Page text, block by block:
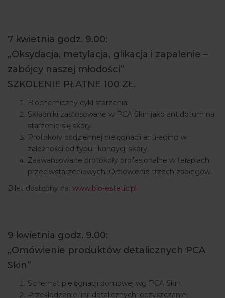
7 kwietnia godz. 9.00:
„Oksydacja, metylacja, glikacja i zapalenie –
zabójcy naszej młodości”
SZKOLENIE PŁATNE 100 ZŁ.
Biochemiczny cykl starzenia.
Składniki zastosowane w PCA Skin jako antidotum na
starzenie się skóry.
Protokoły codziennej pielęgnacji anti-aging w
zależności od typu i kondycji skóry.
Zaawansowane protokoły profesjonalne w terapiach
przeciwstarzeniowych. Omówienie trzech zabiegów.
Bilet dostępny na: www.bio-estetic.pl
9 kwietnia godz. 9.00:
„Omówienie produktów detalicznych PCA
Skin”
Schemat pielęgnacji domowej wg PCA Skin.
Prześledzenie linii detalicznych: oczyszczanie,